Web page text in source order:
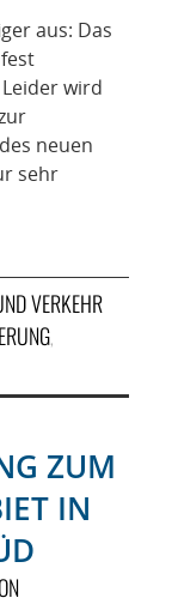
aus: Das
wird
neuen
sehr
VERKEHR
,
ZUM
IN